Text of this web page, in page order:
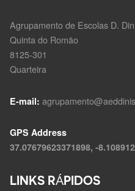
Agrupamento de Escolas D.
Quinta do Romão
8125-301
Quarteira
E-mail:
GPS Address
37.07679623371898, -
LINKS RÁPIDOS